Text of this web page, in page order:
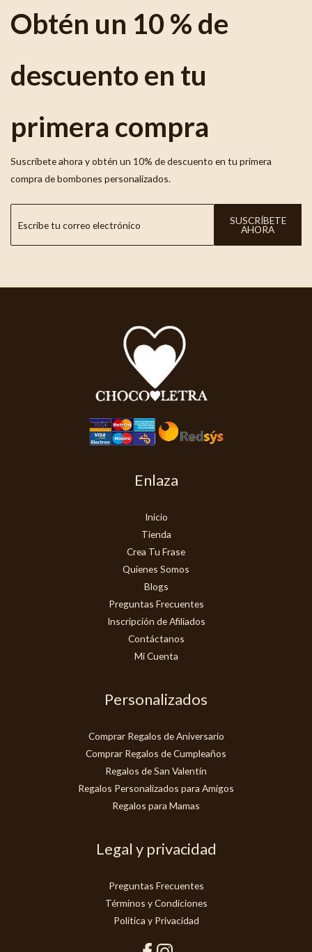
Obtén un 10 % de
descuento en tu
primera compra
Suscríbete ahora y obtén un 10% de descuento en tu primera
compra de bombones personalizados.
SUSCRÍBETE
AHORA
Enlaza
Inicio
Tienda
Crea Tu Frase
Quienes Somos
Blogs
Preguntas Frecuentes
Inscripción de Afiliados
Contáctanos
Mi Cuenta
Personalizados
Comprar Regalos de Aniversario
Comprar Regalos de Cumpleaños
Regalos de San Valentín
Regalos Personalizados para Amigos
Regalos para Mamas
Legal y privacidad
Preguntas Frecuentes
Términos y Condiciones
Politica y Privacidad